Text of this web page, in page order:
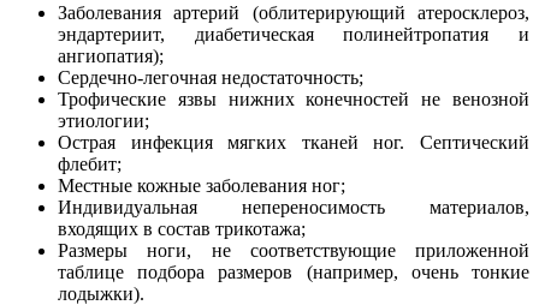
Заболевания артерий (облитерирующий атеросклероз,
эндартериит, диабетическая полинейтропатия и
ангиопатия);
Сердечно-легочная недостаточность;
Трофические язвы нижних конечностей не венозной
этиологии;
Острая инфекция мягких тканей ног. Септический
флебит;
Местные кожные заболевания ног;
Индивидуальная непереносимость материалов,
входящих в состав трикотажа;
Размеры ноги, не соответствующие приложенной
таблице подбора размеров (например, очень тонкие
лодыжки).